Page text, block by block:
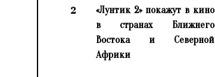
2
«Лунтик 2» покажут в кино
в странах Ближнего
Востока и Северной
Африки